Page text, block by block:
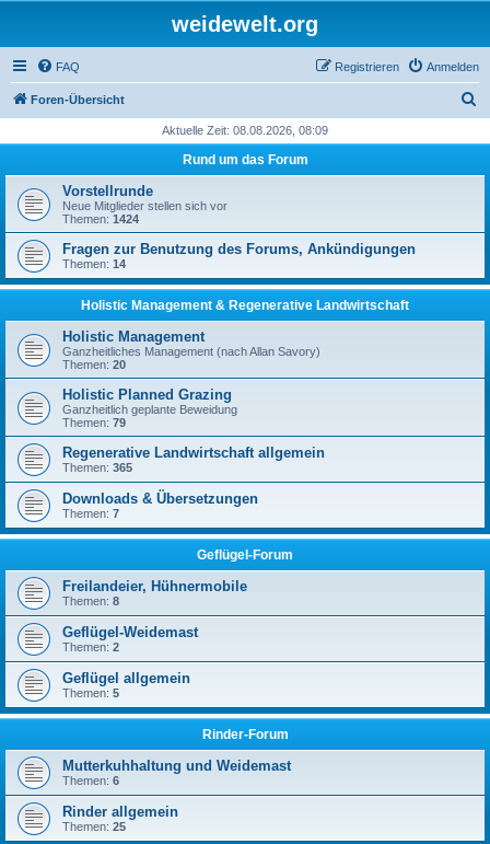
weidewelt.org
FAQ Anmelden
Registrieren
Foren-Übersicht
h
Aktuelle Zeit: 08.08.2026, 08:09
Rund um das Forum
Vorstellrunde
Neue Mitglieder stellen sich vor
Themen: 1424
Fragen zur Benutzung des Forums, Ankündigungen
Themen: 14
Holistic Management & Regenerative Landwirtschaft
Holistic Management
Ganzheitliches Management (nach Allan Savory)
Themen: 20
Holistic Planned Grazing
Ganzheitlich geplante Beweidung
Themen: 79
Regenerative Landwirtschaft allgemein
Themen: 365
Downloads & Übersetzungen
Themen: 7
Geflügel-Forum
Freilandeier, Hühnermobile
Themen: 8
Geflügel-Weidemast
Themen: 2
Geflügel allgemein
Themen: 5
Rinder-Forum
Mutterkuhhaltung und Weidemast
Themen: 6
Rinder allgemein
Themen: 25